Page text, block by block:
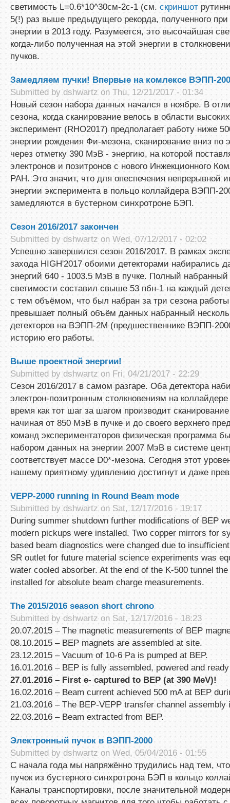
светимость L=0.6*10^30см-2с-1 (см. скриншот
5(!) раз выше предыдущего рекорда, полученного при
энергии в 2013 году. Разумеется, это высочайшая
когда-либо полученная на этой энергии в
пучков.
Замедляем пучки! Впервые на комлексе ВЭПП-
Submitted bydshwartzon Thu, 12/21/2017 - 01:34
Новый сезон набора данных начался в ноябре. В
сезона, когда сканирование велось в области
эксперимент (RHO2017) предполагает работу ниже
энергии рождения Фи-мезона, сканирование вниз по
через отметку 390 МэВ - энергию, на которой
электронов и позитронов с нового Инжекционного
РАН. Это значит, что для опеспечения непрерывной
энергии эксперимента в польцо коллайдера ВЭПП-
замедляются в бустерном синхротроне БЭП.
Сезон 2016/2017 закончен
Submitted bydshwartz on Wed, 07/12/2017 - 02:02
Успешно завершился сезон 2016/2017. В рамках
захода HIGH'2017 обоими детекторами набирались
энергий 640 - 1003.5 МэВ в пучке. Полный набранный
светимости составил свыше 53 пбн-1 на каждый
с тем объёмом, что был набран за три сезона
превышает полный объём данных набранный
детекторов на ВЭПП-2М (предшественнике ВЭПП-
историю его работы.
Выше проектной энергии!
Submitted bydshwartzon Fri, 04/21/2017 - 22:29
Сезон 2016/2017 в самом разгаре. Оба детектора
электрон-позитронным столкновениям на
время как тот шаг за шагом производит
начиная от 850 МэВ в пучке и до своего верхнего
команд экспериментаторов физическая программа
набором данных на энергии 2007 МэВ в системе
соответствует массе D0*-мезона. Сегодня этот
нашему приятному удивлению достигнут и даже
VEPP-2000 running in Round Beam mode
Submitted bydshwartzon Sat, 12/17/2016 - 19:17
During summer shutdown further modifications of BEP
modern pickups were installed. Two copper mirrors for
based beam diagnostics were changed due to
SR outlet for future material science experiments was
water cooled absorber. At the end of the K-500 tunnel
installed for absolute beam charge measurements.
The 2015/2016 season short chrono
Submitted bydshwartz on Sat, 12/17/2016 - 18:23
20.07.2015 – The magnetic measurements of BEP
08.10.2015 – BEP magnets are assembled at site.
23.12.2015 – Vacuum of 10-6 Pa is pumped at BEP.
16.01.2016 – BEP is fully assembled, powered and
27.01.2016 – First е- captured to BEP (at 390 MeV)!
16.02.2016 – Beam current achieved 500 mA at BEP
21.03.2016 – The BEP-VEPP transfer channel assembly
22.03.2016 – Beam extracted from BEP.
Электронный пучок в ВЭПП-2000
Submitted bydshwartz on Wed, 05/04/2016 - 01:55
С начала года мы напряжённо трудились над тем,
пучок из бустерного синхротрона БЭП в кольцо
Каналы транспортировки, после значительной